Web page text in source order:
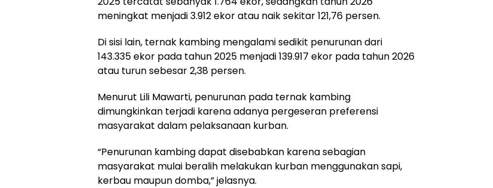
meningkat menjadi 3.912 ekor atau naik sekitar 121,76 persen.
Di sisi lain, ternak kambing mengalami sedikit penurunan dari
143.335 ekor pada tahun 2025 menjadi 139.917 ekor pada tahun 2026
atau turun sebesar 2,38 persen.
Menurut Lili Mawarti, penurunan pada ternak kambing
dimungkinkan terjadi karena adanya pergeseran preferensi
masyarakat dalam pelaksanaan kurban.
“Penurunan kambing dapat disebabkan karena sebagian
masyarakat mulai beralih melakukan kurban menggunakan sapi,
kerbau maupun domba,” jelasnya.